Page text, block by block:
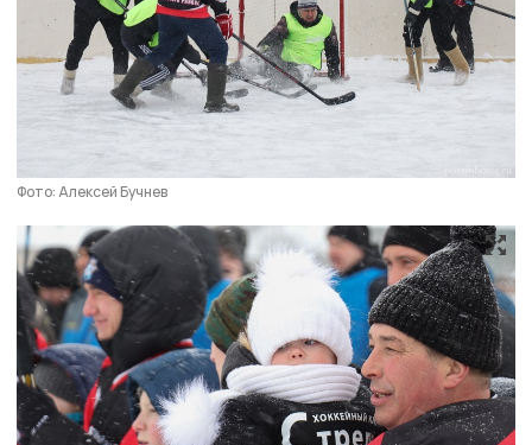
Фото: Алексей Бучнев